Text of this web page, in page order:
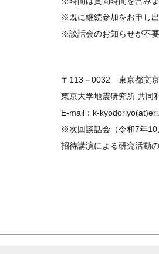
※既に継続参加をお申し
※談話会のお知らせが不
〒113－0032 東京都文
東京大学地震研究所 共同
E-mail：k-
※次回談話会（令和7年10
招待講演による研究活動